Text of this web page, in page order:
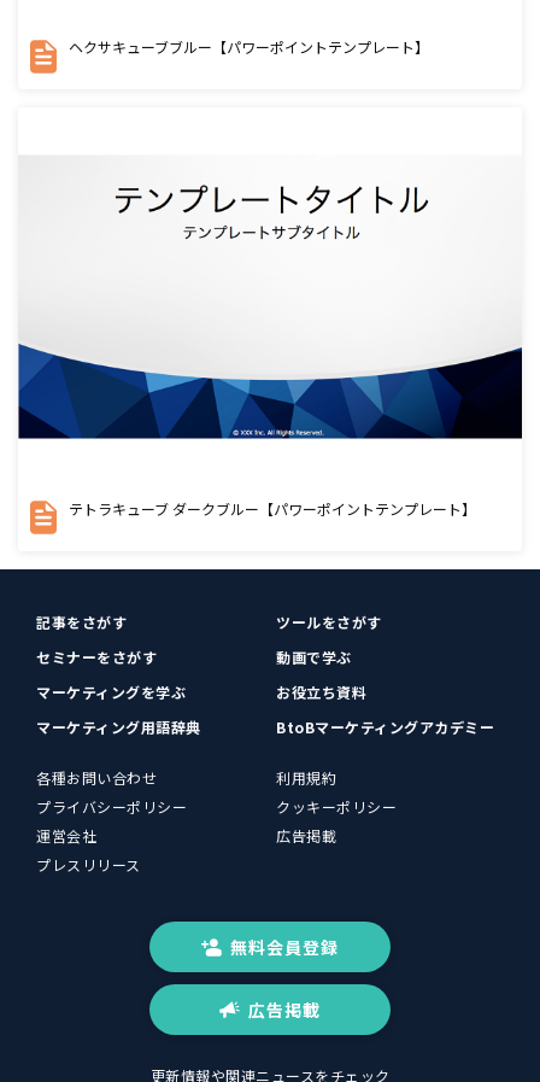
ヘクサキューブブルー【パワーポイントテンプレート】
テトラキューブ ダークブルー【パワーポイントテンプレート】
記事をさがす
ツールをさがす
セミナーをさがす
動画で学ぶ
マーケティングを学ぶ
お役立ち資料
マーケティング用語辞典
BtoBマーケティングアカデミー
各種お問い合わせ
利用規約
プライバシーポリシー
クッキーポリシー
運営会社
広告掲載
プレスリリース
無料会員登録
広告掲載
更新情報や関連ニュースをチェック